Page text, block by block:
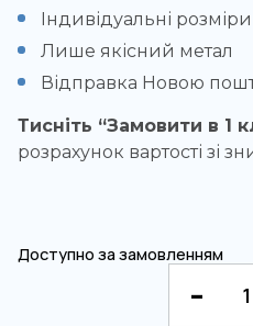
Індивідуальні розміри
Лише якісний метал
Відправка Новою
Тисніть “Замовити в 1
розрахунок вартості зі
Доступно за замовленням